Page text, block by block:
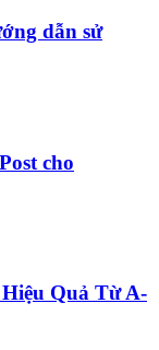
dẫn sử
cho
Quả Từ A-